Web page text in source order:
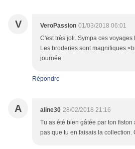
V VeroPassion 01/03/2018 06:01
C'est très joli. Sympa ces
Les broderies sont
journée
Répondre
A aline30 28/02/2018 21:16
Tu as été bien gâtée par ton
pas que tu en faisais la collection.